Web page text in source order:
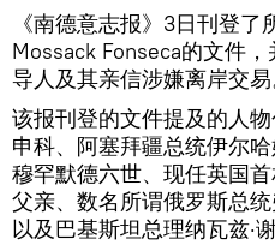
《南德意志报》3日刊登
Mossack Fonseca的文件
导人及其亲信涉嫌离岸交易
该报刊登的文件提及的人
申科、阿塞拜疆总统伊尔
穆罕默德六世、现任英国
父亲、数名所谓俄罗斯总统
以及巴基斯坦总理纳瓦兹·